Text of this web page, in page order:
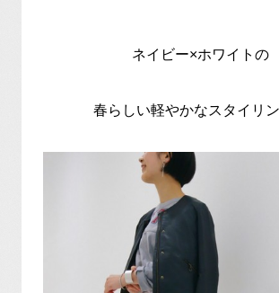
ネイビー×ホワイトの
春らしい軽やかなスタイリン